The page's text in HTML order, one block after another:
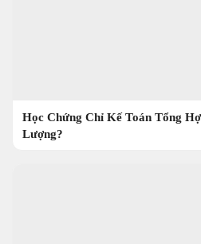
Học Chứng Chỉ Kế Toán Tổng
Lượng?